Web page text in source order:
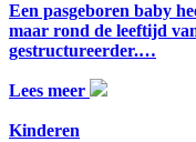
Een pasgeboren baby
maar rond de leeftijd
gestructureerder.…
Lees meer
Kinderen